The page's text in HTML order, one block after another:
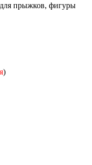
для прыжков, фигуры
)